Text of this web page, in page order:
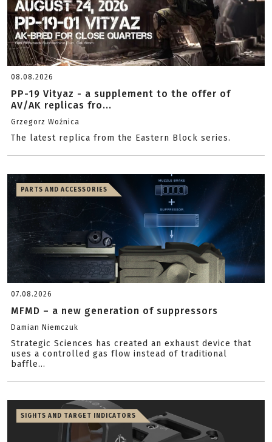
08.08.2026
PP-19 Vityaz - a supplement to the offer of
AV/AK replicas fro...
Grzegorz Woźnica
The latest replica from the Eastern Block series.
PARTS AND ACCESSORIES
07.08.2026
MFMD – a new generation of suppressors
Damian Niemczuk
Strategic Sciences has created an exhaust device that
uses a controlled gas flow instead of traditional
baffle...
SIGHTS AND TARGET INDICATORS